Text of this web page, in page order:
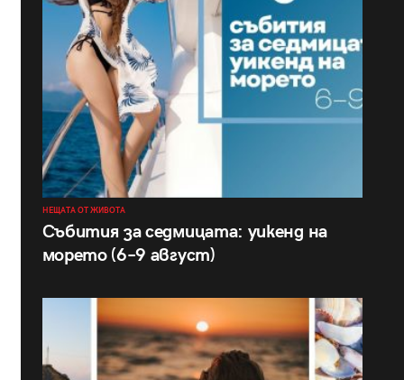
НЕЩАТА ОТ ЖИВОТА
Събития за седмицата: уикенд на
морето (6–9 август)